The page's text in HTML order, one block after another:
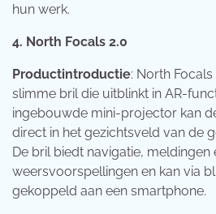
hun werk.
4. North Focals 2.0
Productintroductie: North
slimme bril die uitblinkt in AR-
ingebouwde mini-projector kan
direct in het gezichtsveld van de
De bril biedt navigatie, meldingen
weersvoorspellingen en kan via
gekoppeld aan een smartphone.